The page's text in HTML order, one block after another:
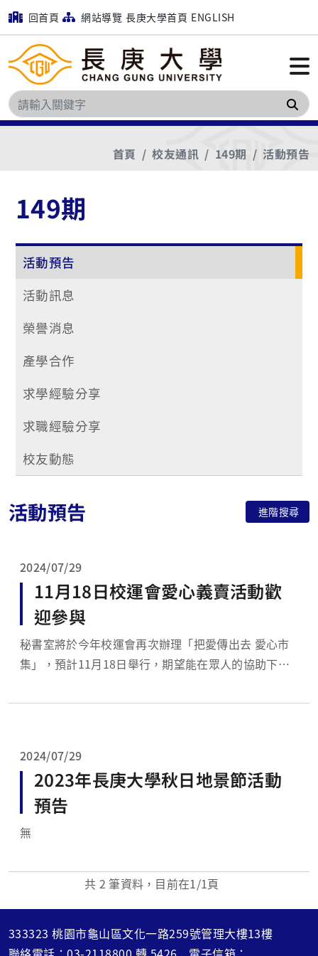
回首頁 網站導覽 長庚大學首頁 ENGLISH
搜
首頁 校友通訊 149期 活動預告
149期
活動預告
活動訊息
榮譽消息
產學合作
求學經驗分享
求職經驗分享
校友動態
活動預告 進階搜尋
2024/07/29
11月18日校運會愛心義賣活動歡
迎參與
秘書室將於今年校運會再次辦理「把愛傳出去 愛心市
集」，預計11月18日舉行，期望能在眾人的協助下，
不再為打工糊口而四處奔走。 誠摯希望大家踴躍支持
2024/07/29
2023年長庚大學秋日地景節活動
預告
無
共 2 筆資料，目前在1/1頁
333323 桃園市龜山區文化一路259號管理大樓13樓